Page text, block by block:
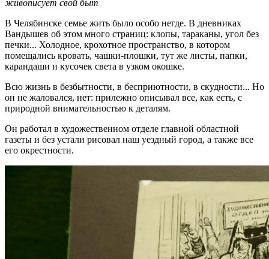
живописует свой быт
В Челябинске семье жить было особо негде. В дневниках
Вандышев об этом много страниц: клопы, тараканы, угол без
печки... Холодное, крохотное пространство, в котором
помещались кровать, чашки-плошки, тут же листы, папки,
карандаши и кусочек света в узком окошке.
Всю жизнь в безбытности, в бесприютности, в скудности... Но
он не жаловался, нет: прилежно описывал все, как есть, с
природной внимательностью к деталям.
Он работал в художественном отделе главной областной
газеты и без устали рисовал наш уездный город, а также все
его окрестности.